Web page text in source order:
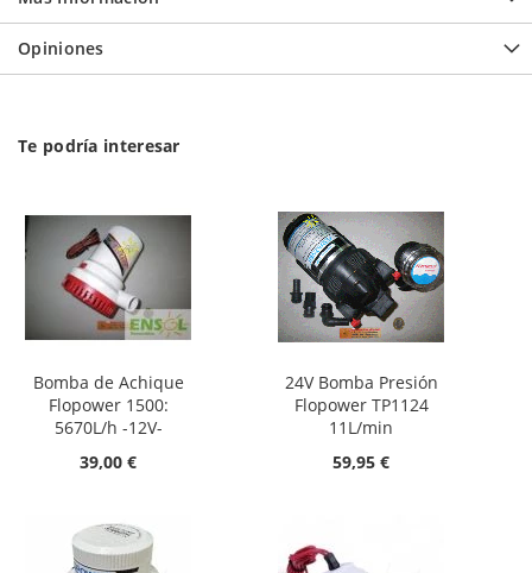
Opiniones
Te podría interesar
Bomba de Achique
Flopower 1500:
5670L/h -12V-
39,00 €
24V Bomba Presión
Flopower TP1124
11L/min
59,95 €